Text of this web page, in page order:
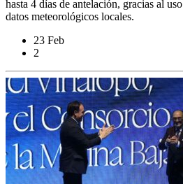
hasta 4 días de antelación, gracias al
datos meteorológicos locales.
23 Feb
2